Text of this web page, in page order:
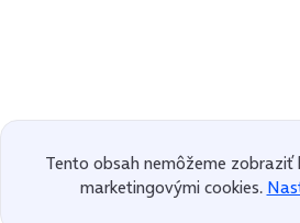
Tento obsah nemôžeme zobraziť
marketingovými cookies.